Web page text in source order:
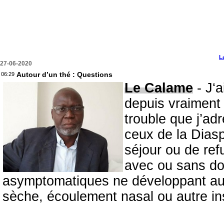
27-06-2020
06:29 Autour d’un thé : Questions
Le Calame -
depuis
trouble que
ceux de la
séjour ou de
avec ou sans
asymptomatiques ne développant
sèche, écoulement nasal ou autre